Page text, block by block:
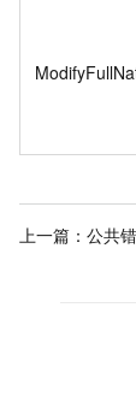
上一篇： 公共